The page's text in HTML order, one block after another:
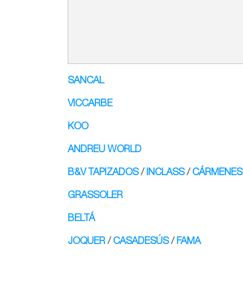
SANCAL
VICCARBE
KOO
ANDREU WORLD
B&V TAPIZADOS/ INCLASS/ CÁRMENES
GRASSOLER
BELTÁ
JOQUER/ CASADESÚS/ FAMA